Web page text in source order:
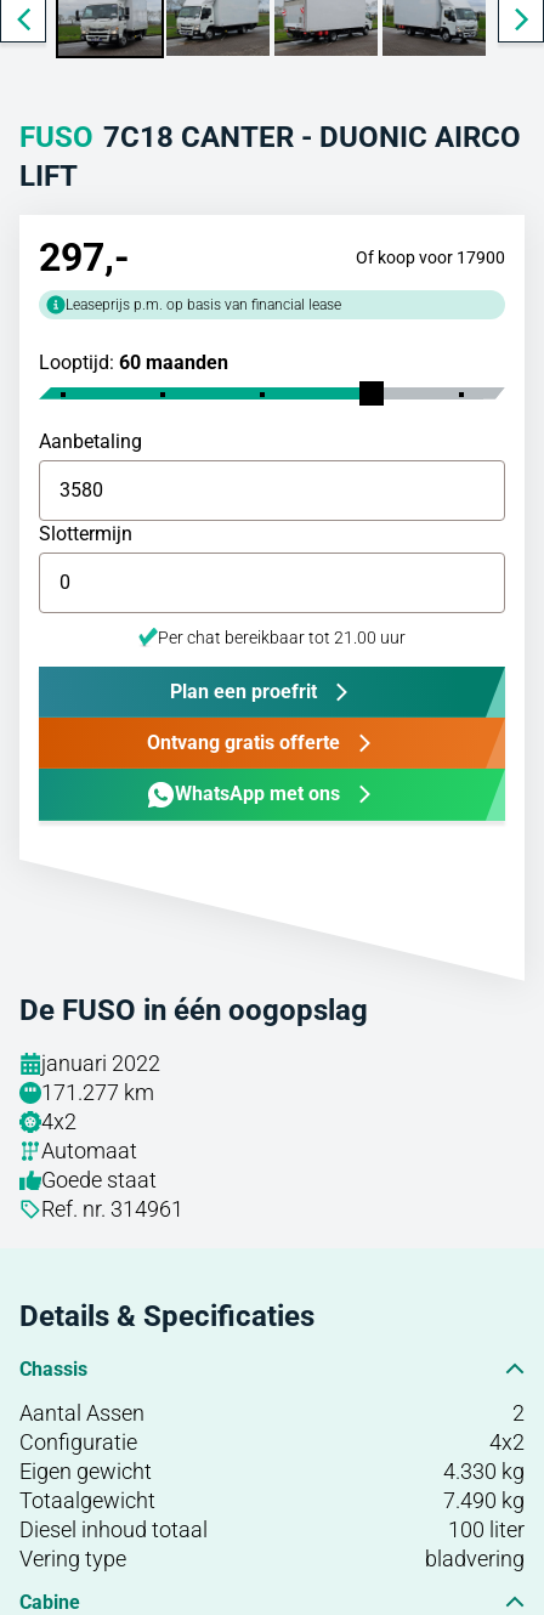
FUSO 7C18 CANTER - DUONIC AIRCO
LIFT
De FUSO in één oogopslag
januari 2022
171.277 km
4x2
Automaat
Goede staat
Ref. nr. 314961
Details & Specificaties
Chassis
Aantal Assen
2
Configuratie
4x2
Eigen gewicht
4.330 kg
Totaalgewicht
7.490 kg
Diesel inhoud totaal
100 liter
Vering type
bladvering
Cabine
297,- Of koop voor 17900
Leaseprijs p.m. op basis van financial lease
Looptijd: 60 maanden
Aanbetaling
Slottermijn
Per chat bereikbaar tot 21.00 uur
Plan een proefrit
Ontvang gratis offerte
WhatsApp met ons